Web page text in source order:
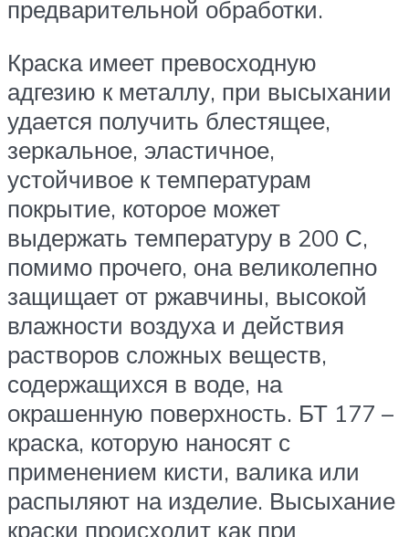
предварительной обработки.
Краска имеет превосходную
адгезию к металлу, при высыхании
удается получить блестящее,
зеркальное, эластичное,
устойчивое к температурам
покрытие, которое может
выдержать температуру в 200 С,
помимо прочего, она великолепно
защищает от ржавчины, высокой
влажности воздуха и действия
растворов сложных веществ,
содержащихся в воде, на
окрашенную поверхность. БТ 177 –
краска, которую наносят с
применением кисти, валика или
распыляют на изделие. Высыхание
краски происходит как при